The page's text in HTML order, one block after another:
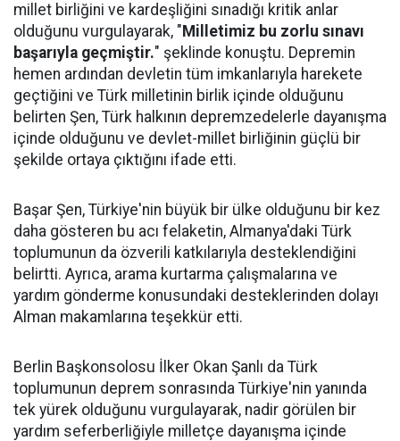
millet birliğini ve kardeşliğini sınadığı kritik anlar
olduğunu vurgulayarak, " Milletimiz bu zorlu sınavı
başarıyla geçmiştir." şeklinde konuştu. Depremin
hemen ardından devletin tüm imkanlarıyla harekete
geçtiğini ve Türk milletinin birlik içinde olduğunu
belirten Şen, Türk halkının depremzedelerle dayanışma
içinde olduğunu ve devlet-millet birliğinin güçlü bir
şekilde ortaya çıktığını ifade etti.
Başar Şen, Türkiye'nin büyük bir ülke olduğunu bir kez
daha gösteren bu acı felaketin, Almanya'daki Türk
toplumunun da özverili katkılarıyla desteklendiğini
belirtti. Ayrıca, arama kurtarma çalışmalarına ve
yardım gönderme konusundaki desteklerinden dolayı
Alman makamlarına teşekkür etti.
Berlin Başkonsolosu İlker Okan Şanlı da Türk
toplumunun deprem sonrasında Türkiye'nin yanında
tek yürek olduğunu vurgulayarak, nadir görülen bir
yardım seferberliğiyle milletçe dayanışma içinde